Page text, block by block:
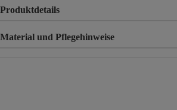
Produktdetails
Material und Pflegehinweise